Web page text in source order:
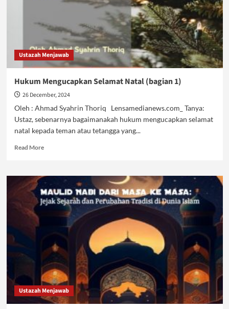
Ustazah Menjawab
Hukum Mengucapkan Selamat Natal (bagian 1)
26 December, 2024
Oleh : Ahmad Syahrin Thoriq Lensamedianews.com_ Tanya:
Ustaz, sebenarnya bagaimanakah hukum mengucapkan selamat
natal kepada teman atau tetangga yang...
Read MoreRead
Hukum
Mengucapkan
Selamat
Natal
Ustazah Menjawab